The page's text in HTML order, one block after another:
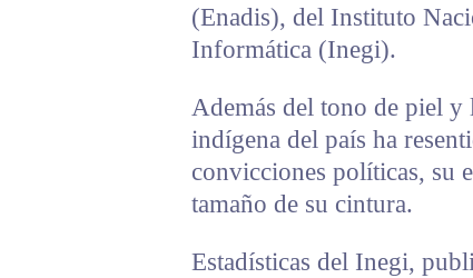
(Enadis), del Instituto
Informática (Inegi).
Además del tono de piel
indígena del país ha
convicciones políticas, su
tamaño de su cintura.
Estadísticas del Inegi,